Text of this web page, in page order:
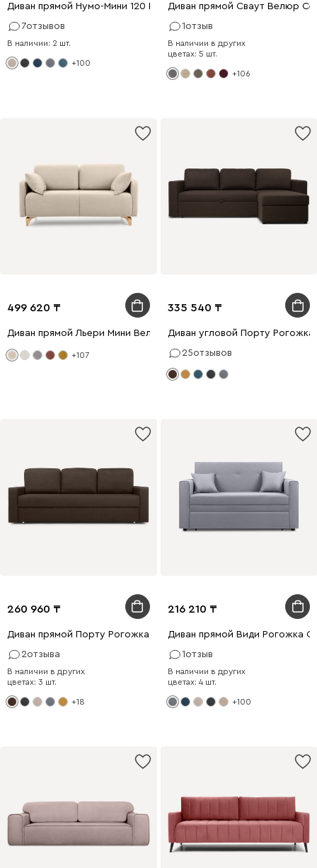
Диван прямой Нумо-Мини 120 Рогожка Кремовый
7отзывов
В наличии: 2 шт.
+100
Диван прямой Сваут Велюр
1отзыв
В наличии в других
цветах: 5 шт.
+106
499 620
Диван прямой Льери Мини Велюр Молочный
+107
335 540
Диван угловой Порту Рогожка
25отзывов
260 960
Диван прямой Порту Рогожка Коричневый
2отзыва
В наличии в других
цветах: 3 шт.
+18
216 210
Диван прямой Види Рогожка
1отзыв
В наличии в других
цветах: 4 шт.
+100